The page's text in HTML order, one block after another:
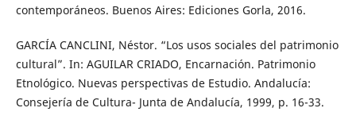
contemporáneos. Buenos Aires: Ediciones Gorla, 2016.
GARCÍA CANCLINI, Néstor. “Los usos sociales del patrimonio
cultural”. In: AGUILAR CRIADO, Encarnación. Patrimonio
Etnológico. Nuevas perspectivas de Estudio. Andalucía:
Consejería de Cultura- Junta de Andalucía, 1999, p. 16-33.